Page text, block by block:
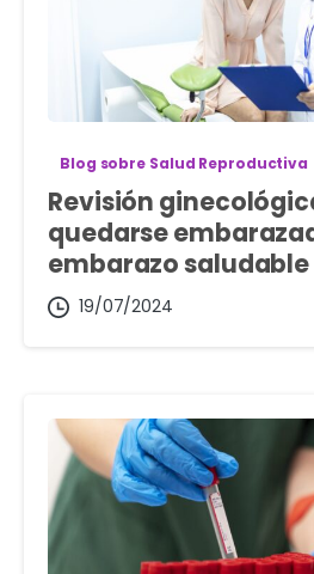
Blog sobre Salud Reproductiva
Revisión
quedarse
embarazo saludable
19/07/2024